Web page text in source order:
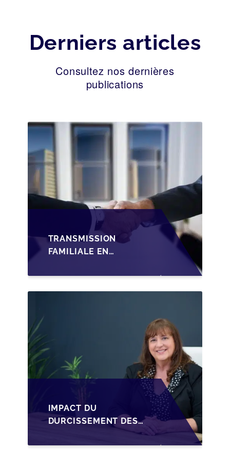
Derniers articles
Consultez nos dernières
publications
TRANSMISSION
FAMILIALE EN
STRUCTURER LA
CESSION DES PARTS
IMPACT DU
DURCISSEMENT DES
CRÉDIT SUR LA